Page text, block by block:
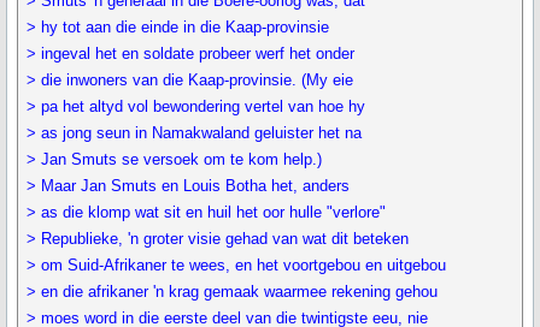
> hy tot aan die einde in die Kaap-provinsie
> ingeval het en soldate probeer werf het onder
> die inwoners van die Kaap-provinsie. (My eie
> pa het altyd vol bewondering vertel van hoe hy
> as jong seun in Namakwaland geluister het na
> Jan Smuts se versoek om te kom help.)
> Maar Jan Smuts en Louis Botha het, anders
> as die klomp wat sit en huil het oor hulle "verlore"
> Republieke, 'n groter visie gehad van wat dit beteken
> om Suid-Afrikaner te wees, en het voortgebou en uitgebou
> en die afrikaner 'n krag gemaak waarmee rekening gehou
> moes word in die eerste deel van die twintigste eeu, nie